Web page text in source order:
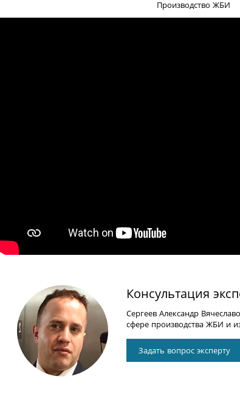
Производство ЖБИ
Консультация
Сергеев Александр
сфере производства ЖБИ и
Задать вопрос эксперту